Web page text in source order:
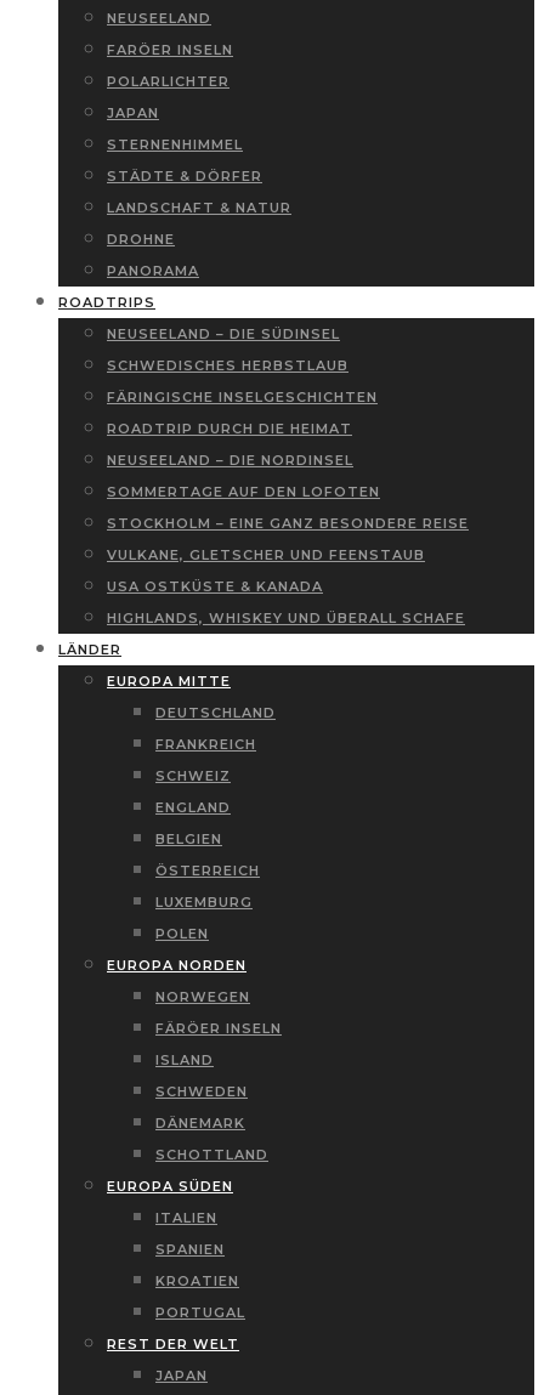
NEUSEELAND
FARÖER INSELN
POLARLICHTER
JAPAN
STERNENHIMMEL
STÄDTE & DÖRFER
LANDSCHAFT & NATUR
DROHNE
PANORAMA
ROADTRIPS
NEUSEELAND – DIE SÜDINSEL
SCHWEDISCHES HERBSTLAUB
FÄRINGISCHE INSELGESCHICHTEN
ROADTRIP DURCH DIE HEIMAT
NEUSEELAND – DIE NORDINSEL
SOMMERTAGE AUF DEN LOFOTEN
STOCKHOLM – EINE GANZ BESONDERE REISE
VULKANE, GLETSCHER UND FEENSTAUB
USA OSTKÜSTE & KANADA
HIGHLANDS, WHISKEY UND ÜBERALL SCHAFE
LÄNDER
EUROPA MITTE
DEUTSCHLAND
FRANKREICH
SCHWEIZ
ENGLAND
BELGIEN
ÖSTERREICH
LUXEMBURG
POLEN
EUROPA NORDEN
NORWEGEN
FÄRÖER INSELN
ISLAND
SCHWEDEN
DÄNEMARK
SCHOTTLAND
EUROPA SÜDEN
ITALIEN
SPANIEN
KROATIEN
PORTUGAL
REST DER WELT
JAPAN